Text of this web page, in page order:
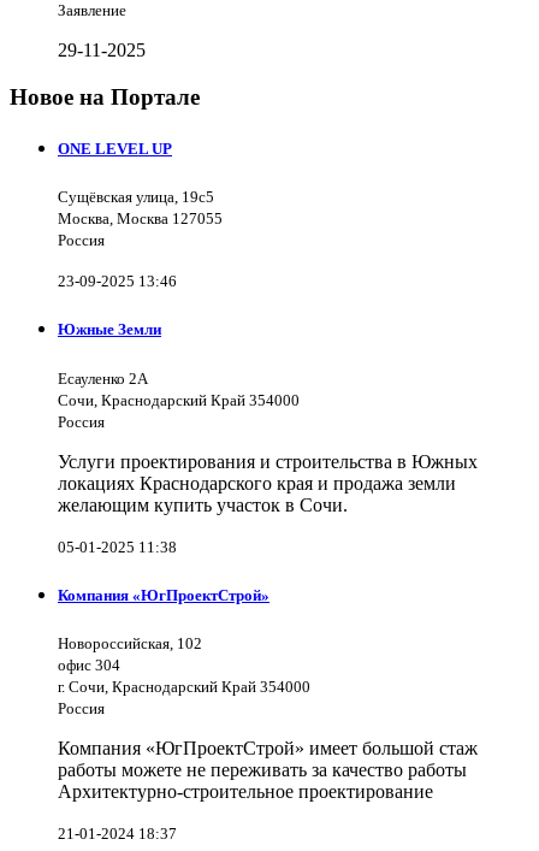
Заявление
29-11-2025
Новое на Портале
ONE LEVEL UP
Сущёвская улица, 19с5
Москва, Москва 127055
Россия
23-09-2025 13:46
Южные Земли
Есауленко 2А
Сочи, Краснодарский Край 354000
Россия
Услуги проектирования и строительства в Южных
локациях Краснодарского края и продажа земли
желающим купить участок в Сочи.
05-01-2025 11:38
Компания «ЮгПроектСтрой»
Новороссийская, 102
офис 304
г. Сочи, Краснодарский Край 354000
Россия
Компания «ЮгПроектСтрой» имеет большой стаж
работы можете не переживать за качество работы
Архитектурно-строительное проектирование
21-01-2024 18:37